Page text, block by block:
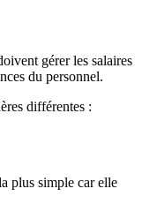
gérer les salaires
du personnel.
différentes :
plus simple car elle